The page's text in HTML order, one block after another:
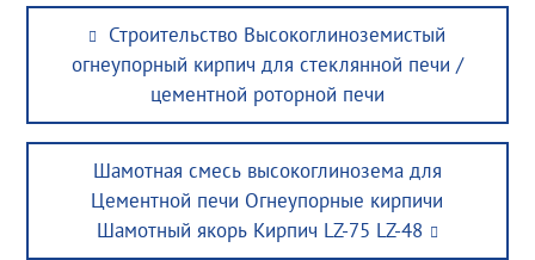
Post
navigationPrevious
post:
Строительство Высокоглиноземистый
огнеупорный кирпич для стеклянной печи /
цементной роторной печи
Next
post:
Шамотная смесь высокоглинозема для
Цементной печи Огнеупорные кирпичи
Шамотный якорь Кирпич LZ-75 LZ-48